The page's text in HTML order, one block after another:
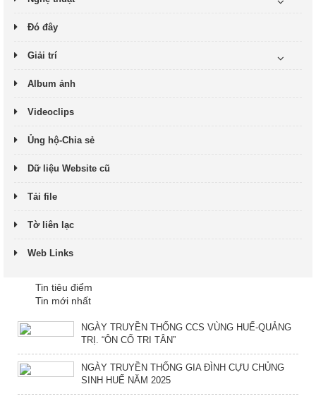
Đó đây
Giải trí
Album ảnh
Videoclips
Ủng hộ-Chia sẻ
Dữ liệu Website cũ
Tải file
Tờ liên lạc
Web Links
Tin tiêu điểm
Tin mới nhất
NGÀY TRUYỀN THỐNG CCS VÙNG HUẾ-QUẢNG
TRỊ. “ÔN CỐ TRI TÂN”
NGÀY TRUYỀN THỐNG GIA ĐÌNH CỰU CHỦNG
SINH HUẾ NĂM 2025